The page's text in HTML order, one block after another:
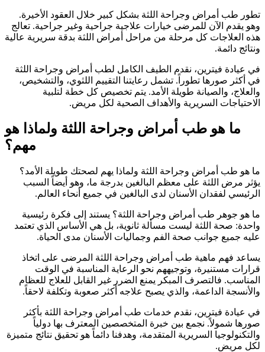
تطور طب أمراض وجراحة اللثة بشكل كبير خلال العقود الأخيرة.
وهو يقدم الآن للمرضى خيارات علاجية جراحية وغير جراحية. تعالج
هذه العلاجات كل مرحلة من مراحل أمراض اللثة بدقة سريرية عالية
ونتائج دائمة.
في عيادة فيترين، نقدم الطيف الكامل لطب أمراض وجراحة اللثة
في أكثر صورها تطوراً. تشمل رعايتنا التقييم اللثوي، والتشخيص،
والعلاج، والصيانة طويلة الأمد. يتم تخصيص كل خطة لتلبية
الاحتياجات السريرية والأهداف الصحية لكل مريض.
ما هو طب أمراض وجراحة اللثة ولماذا هو
مهم؟
ما هو طب أمراض وجراحة اللثة ولماذا يهم لصحتك طويلة الأمد؟
يؤثر مرض اللثة على معظم البالغين بدرجة ما، وهو أيضاً السبب
الرئيسي لفقدان الأسنان لدى البالغين في جميع أنحاء العالم.
ما هو جوهر طب أمراض وجراحة اللثة؟ يستند إلى فكرة رئيسية
واحدة: صحة اللثة ليست مسألة ثانوية، بل هي الأساس الذي تعتمد
عليه جميع جوانب صحة الفم وجماليات الأسنان مدى الحياة.
يساعد فهم ماهية طب أمراض وجراحة اللثة المرضى على اتخاذ
قرارات مستنيرة، وتوجيههم نحو الرعاية المناسبة في الوقت
المناسب. فالتصرف المبكر يمنع الضرر غير القابل للعلاج للعظام
والأنسجة الداعمة، والذي يصبح علاجه أكثر صعوبة وتكلفة لاحقاً.
في عيادة فيترين، نقدم خدمات طب أمراض وجراحة اللثة بأكثر
صورها شمولاً. نجمع بين خبرة المتخصصين المعترف بها دولياً
والتكنولوجيا السريرية المتقدمة، وهدفنا دائماً هو تحقيق نتائج متميزة
لكل مريض.